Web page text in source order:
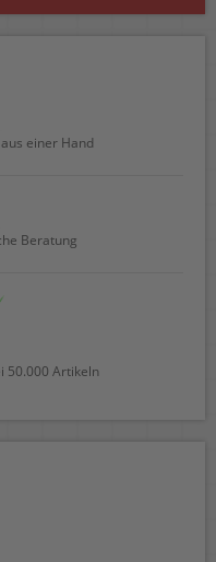
einer Hand
Beratung
50.000 Artikeln